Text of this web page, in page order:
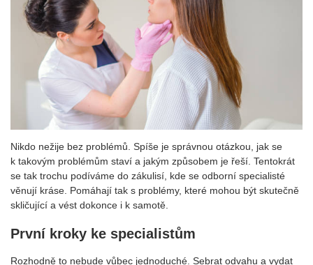
Nikdo nežije bez problémů. Spíše je správnou otázkou, jak se
k takovým problémům staví a jakým způsobem je řeší. Tentokrát
se tak trochu podíváme do zákulisí, kde se odborní specialisté
věnují kráse. Pomáhají tak s problémy, které mohou být skutečně
skličující a vést dokonce i k samotě.
První kroky ke specialistům
Rozhodně to nebude vůbec jednoduché. Sebrat odvahu a vydat